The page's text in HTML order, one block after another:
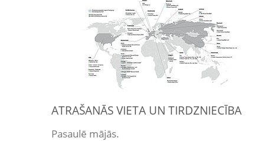
ATRAŠANĀS VIETA UN TIRDZNIECĪBA
Pasaulē mājās.